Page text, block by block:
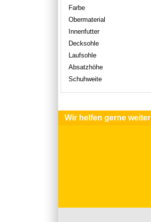
Farbe
Obermaterial
Innenfutter
Decksohle
Laufsohle
Absatzhöhe
Schuhweite
Wir helfen gerne weiter